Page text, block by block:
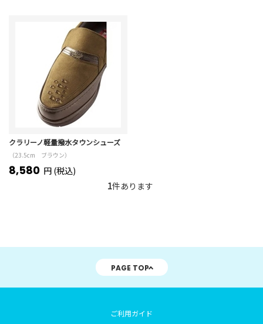
クラリーノ軽量撥水タウンシューズ
（23.5cm ブラウン）
8,580 円 (税込)
1件あります
PAGE TOP
ご利用ガイド